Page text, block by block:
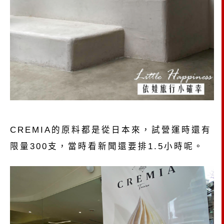
CREMIA的原料都是從日本來，試營運時還有
限量300支，當時看新聞還要排1.5小時呢。